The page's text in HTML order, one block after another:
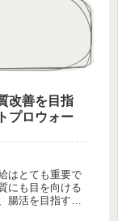
改善を目指
プロウォー
はとても重要で
にも目を向ける
腸活を目指す方